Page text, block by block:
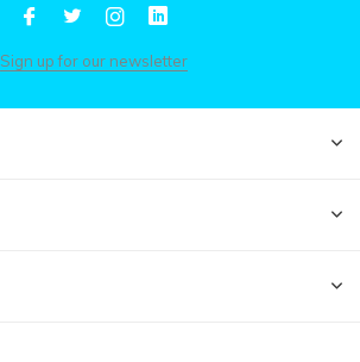
Sign up for our newsletter